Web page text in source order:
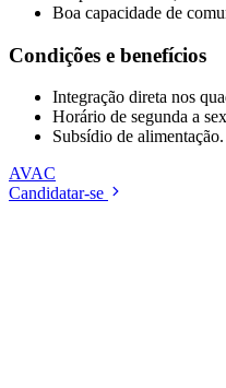
Boa capacidade de
Condições e benefícios
Integração direta nos
Horário de segunda a
Subsídio de alimentação.
AVAC
Candidatar-se